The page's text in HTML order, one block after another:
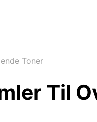
Toner
Til